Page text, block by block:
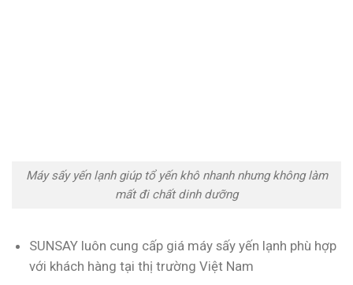
Máy sấy yến lạnh giúp tổ yến khô nhanh nhưng không làm
mất đi chất dinh dưỡng
SUNSAY luôn cung cấp giá máy sấy yến lạnh phù hợp
với khách hàng tại thị trường Việt Nam